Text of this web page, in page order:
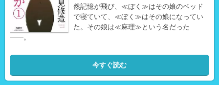
然記憶が飛び、≪ぼく≫はその娘のベッド
で寝ていて、≪ぼく≫はその娘になってい
た。その娘は≪麻理≫という名だった
――。
今すぐ読む